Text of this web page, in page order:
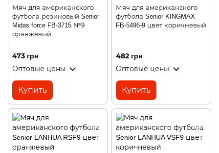
Мяч для американского
футбола резиновый Senior
Midas force FB-3715 №9
оранжевый
473 грн
Оптовые цены
Купить
Мяч для американского
футбола Senior KINGMAX
FB-5496-9 цвет коричневый
482 грн
Оптовые цены
Купить